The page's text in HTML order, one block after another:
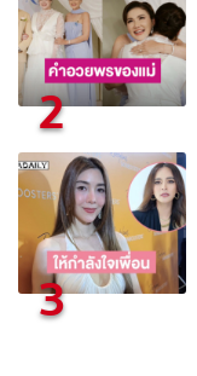
2
3